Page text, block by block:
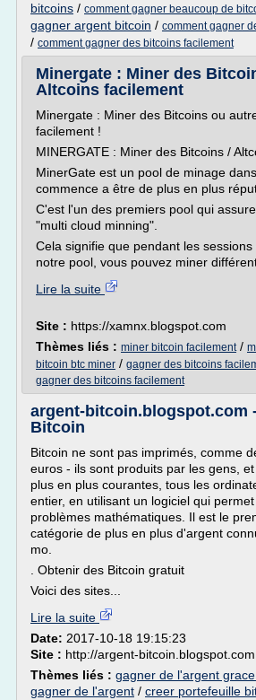
bitcoins / comment gagner beaucoup de
gagner argent bitcoin / comment gagner
/ comment gagner des bitcoins facilement
Minergate : Miner des
Altcoins facilement
Minergate : Miner des Bitcoins ou
facilement !
MINERGATE : Miner des Bitcoins /
MinerGate est un pool de minage
commence a être de plus en plus
C'est l'un des premiers pool qui
"multi cloud minning".
Cela signifie que pendant les
notre pool, vous pouvez miner
Lire la suite
Site : https://xamnx.blogspot.com
Thèmes liés : miner bitcoin facilement/
bitcoin btc miner / gagner des bitcoins
gagner des bitcoins facilement
argent-bitcoin.blogspot.com
Bitcoin
Bitcoin ne sont pas imprimés, comme
euros - ils sont produits par les gens,
plus en plus courantes, tous les
entier, en utilisant un logiciel qui
problèmes mathématiques. Il est le
catégorie de plus en plus d'argent
mo.
. Obtenir des Bitcoin gratuit
Voici des sites...
Lire la suite
Date: 2017-10-18 19:15:23
Site : http://argent-bitcoin.blogspot.com
Thèmes liés : gagner de l'argent
gagner de l'argent / creer portefeuille